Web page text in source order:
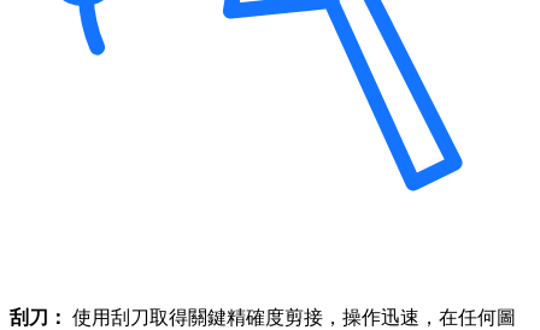
刮刀： 使用刮刀取得關鍵精確度剪接，操作迅速，在任何圖